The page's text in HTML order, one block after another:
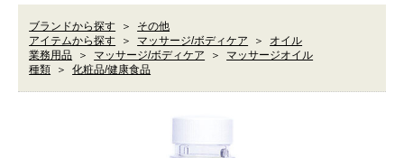
ブランドから探す ＞
その他
アイテムから探す
＞ マッサージ/ボディケア ＞
オイル
業務用品
＞ マッサージ/ボディケア ＞
マッサージオイル
種類
＞ 化粧品/健康食品